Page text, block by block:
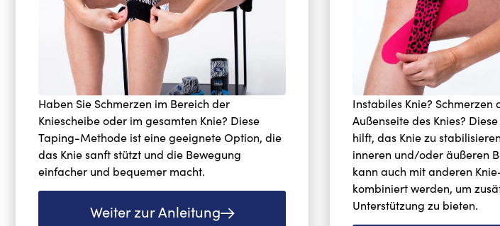
Haben Sie Schmerzen im Bereich der
Kniescheibe oder im gesamten Knie? Diese
Taping-Methode ist eine geeignete Option, die
das Knie sanft stützt und die Bewegung
einfacher und bequemer macht.
Weiter zur Anleitung
Instabiles Knie?
Außenseite des Knies?
hilft, das Knie zu
inneren und/oder äußeren
kann auch mit anderen
kombiniert werden, um
Unterstützung zu bieten.